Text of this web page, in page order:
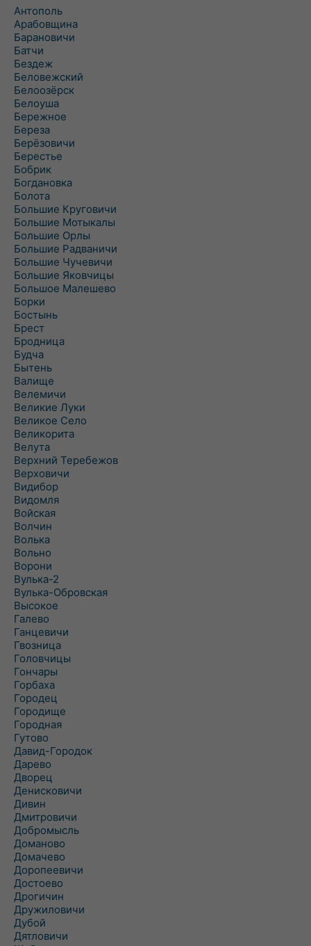
Антополь
Арабовщина
Барановичи
Батчи
Бездеж
Беловежский
Белоозёрск
Белоуша
Бережное
Береза
Берёзовичи
Берестье
Бобрик
Богдановка
Болота
Большие Круговичи
Большие Мотыкалы
Большие Орлы
Большие Радваничи
Большие Чучевичи
Большие Яковчицы
Большое Малешево
Борки
Бостынь
Брест
Бродница
Будча
Бытень
Валище
Велемичи
Великие Луки
Великое Село
Великорита
Велута
Верхний Теребежов
Верховичи
Видибор
Видомля
Войская
Волчин
Волька
Вольно
Ворони
Вулька-2
Вулька-Обровская
Высокое
Галево
Ганцевичи
Гвозница
Головчицы
Гончары
Горбаха
Городец
Городище
Городная
Гутово
Давид-Городок
Дарево
Дворец
Денисковичи
Дивин
Дмитровичи
Добромысль
Доманово
Домачево
Доропеевичи
Достоево
Дрогичин
Дружиловичи
Дубой
Дятловичи